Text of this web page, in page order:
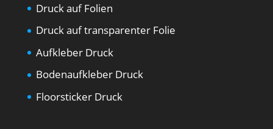
Druck auf Folien
Druck auf transparenter Folie
Aufkleber Druck
Bodenaufkleber Druck
Floorsticker Druck